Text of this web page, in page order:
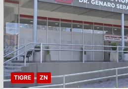
TIGRE ZN